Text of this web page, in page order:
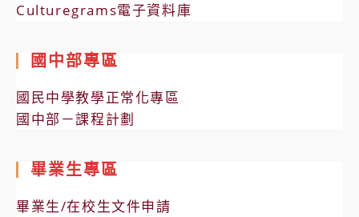
Culturegrams電子資料庫
國中部專區
國民中學教學正常化專區
國中部－課程計劃
畢業生專區
畢業生/在校生文件申請